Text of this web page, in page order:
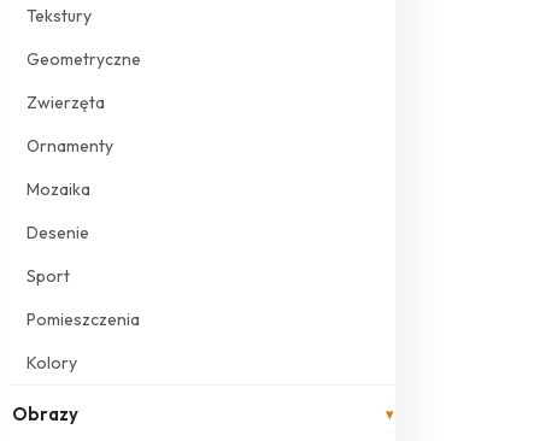
Tekstury
Geometryczne
Zwierzęta
Ornamenty
Mozaika
Desenie
Sport
Pomieszczenia
Kolory
Obrazy ▾